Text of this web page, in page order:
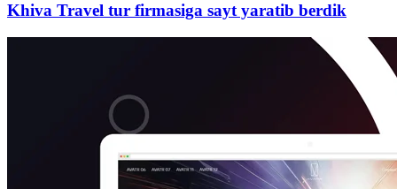
Khiva Travel tur firmasiga sayt yaratib berdik